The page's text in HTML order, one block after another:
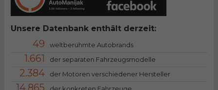
Unsere Datenbank enthält derzeit:
49 weltberühmte Autobrands
1.661 der separaten Fahrzeugsmodelle
2.384 der Motoren verschiedener Hersteller
14.865